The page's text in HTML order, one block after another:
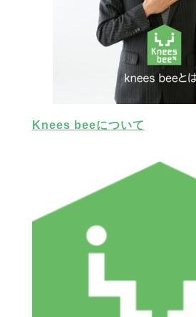
Knees beeについて